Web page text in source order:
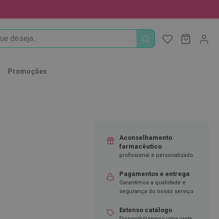
PROCURA O Meu
Promoções
Aconselhamento
farmacêutico
profissional e personalizado.
Pagamentos e entrega
Garantimos a qualidade e
segurança do nosso serviço
Extenso catálogo